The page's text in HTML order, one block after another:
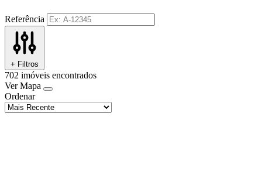
Referência
+ Filtros
702 imóveis encontrados
Ver Mapa
Ordenar